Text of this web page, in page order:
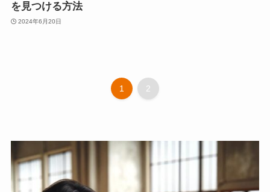
を見つける方法
2024年6月20日
1 2